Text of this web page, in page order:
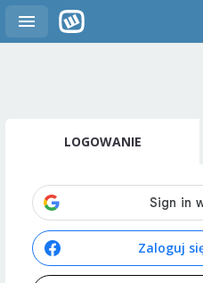
LOGOWANIE
Zaloguj